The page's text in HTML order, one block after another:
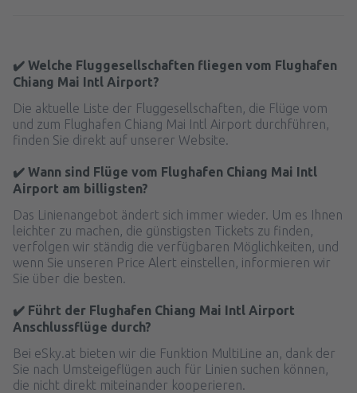
✔️ Welche Fluggesellschaften fliegen vom Flughafen
Chiang Mai Intl Airport?
Die aktuelle Liste der Fluggesellschaften, die Flüge vom
und zum Flughafen Chiang Mai Intl Airport durchführen,
finden Sie direkt auf unserer Website.
✔️ Wann sind Flüge vom Flughafen Chiang Mai Intl
Airport am billigsten?
Das Linienangebot ändert sich immer wieder. Um es Ihnen
leichter zu machen, die günstigsten Tickets zu finden,
verfolgen wir ständig die verfügbaren Möglichkeiten, und
wenn Sie unseren Price Alert einstellen, informieren wir
Sie über die besten.
✔️ Führt der Flughafen Chiang Mai Intl Airport
Anschlussflüge durch?
Bei eSky.at bieten wir die Funktion MultiLine an, dank der
Sie nach Umsteigeflügen auch für Linien suchen können,
die nicht direkt miteinander kooperieren.